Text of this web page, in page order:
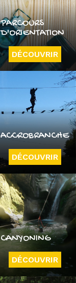
PARCOURS
D'ORIENTATION
DÉCOUVRIR
ACCROBRANCHE
DÉCOUVRIR
CANYONING
DÉCOUVRIR